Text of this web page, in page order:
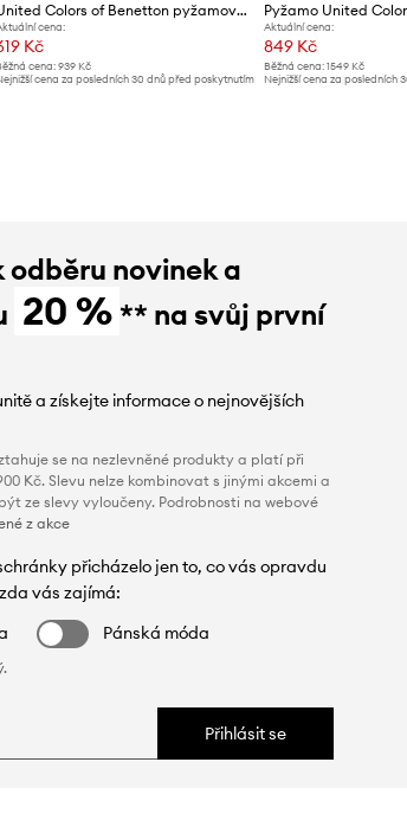
United Colors of Benetton pyžamové tričko pánské bavlněné
cena:
Kč
cena:939 Kč
cena za posledních 30 dnů před poskytnutím
Pyžamo United
Aktuální cena:
849 Kč
Běžná cena: 1549 Kč
Nejnižší cena za posledních
odběru novinek a
20 % ** na svůj první
a získejte informace o nejnovějších
se na nezlevněné produkty a platí při
Kč. Slevu nelze kombinovat s jinými akcemi a
ze slevy vyloučeny. Podrobnosti na webové
z akce
přicházelo jen to, co vás opravdu
vás zajímá:
Pánská móda
Přihlásit se